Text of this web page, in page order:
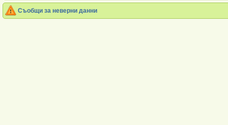
Съобщи за неверни данни